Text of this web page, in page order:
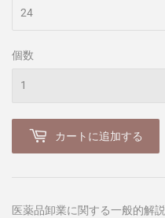
個数
カートに追加する
医薬品卸業に関する一般的解